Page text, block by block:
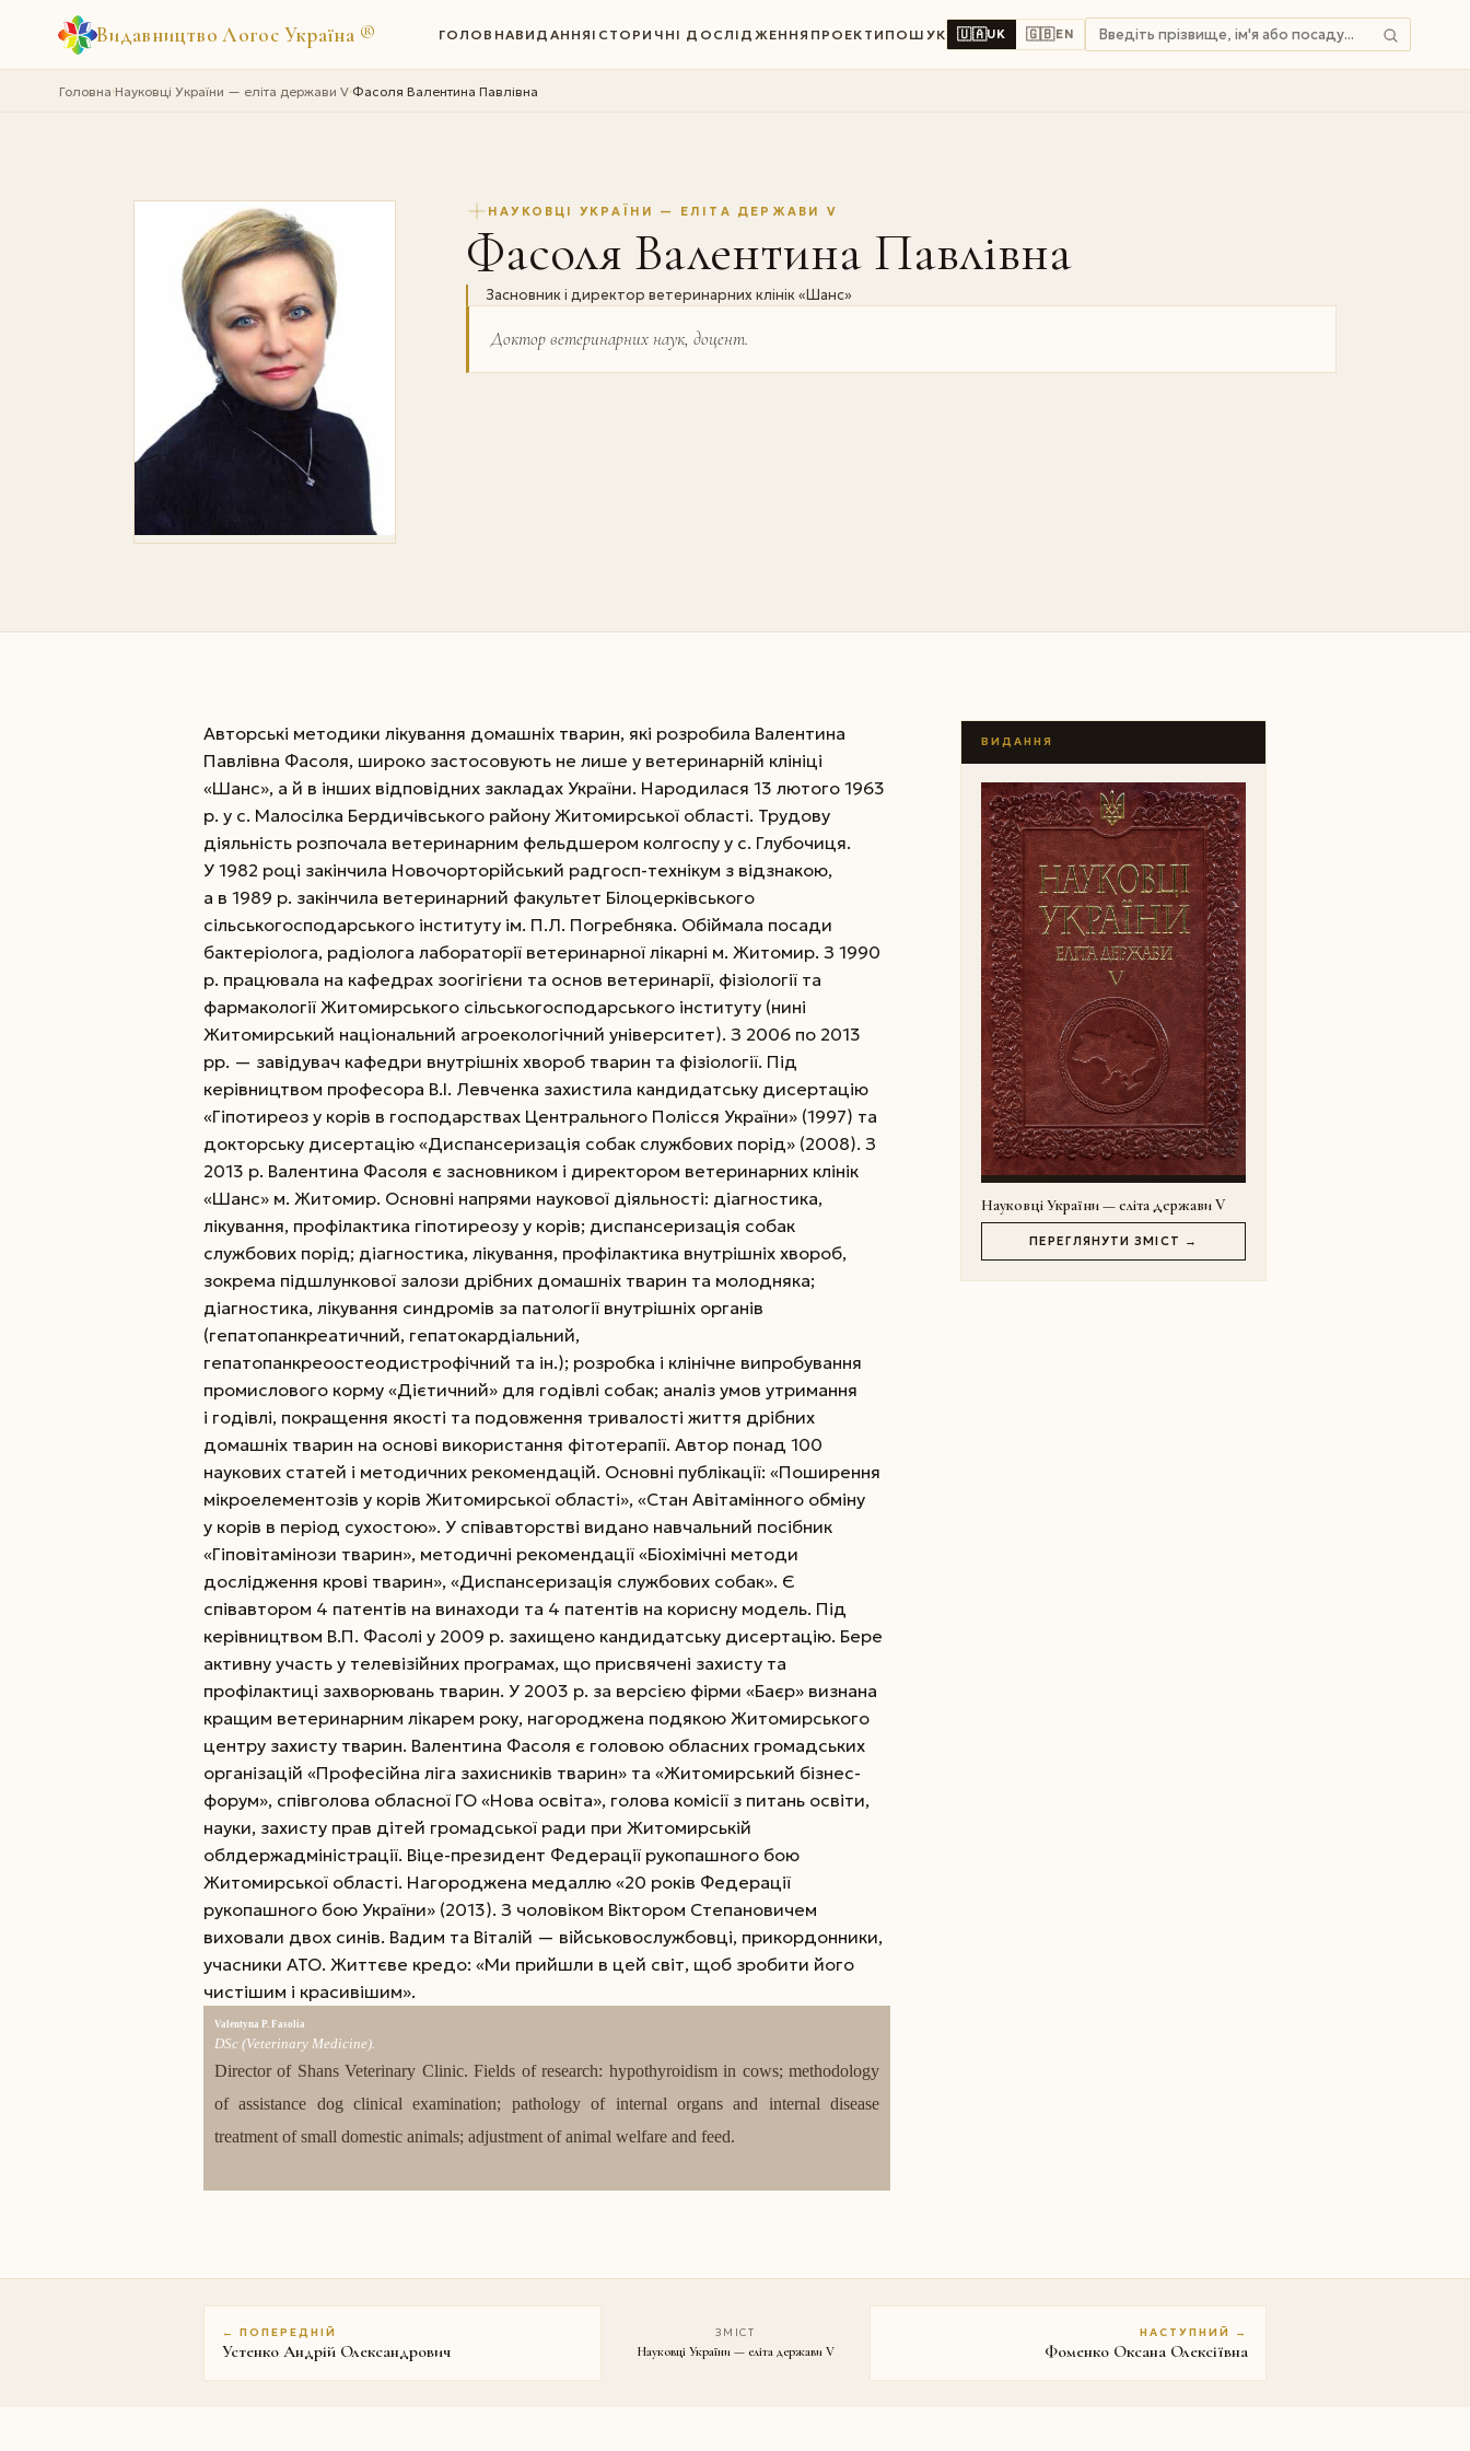
Видавництво Логос Україна ® ГОЛОВНАВИДАННЯ ІСТОРИЧНІ ДОСЛІДЖЕННЯ ПРОЕКТИ ПОШУК 🇺🇦UK 🇬🇧EN
Головна›Науковці України — еліта держави V›Фасоля Валентина Павлівна
НАУКОВЦІ УКРАЇНИ — ЕЛІТА ДЕРЖАВИ V
Фасоля Валентина Павлівна
Засновник і директор ветеринарних клінік «Шанс»
Доктор ветеринарних наук, доцент.
Авторські методики лікування домашніх тварин, які розробила Валентина
Павлівна Фасоля, широко застосовують не лише у ветеринарній клініці
«Шанс», а й в інших відповідних закладах України. Народилася 13 лютого 1963
р. у с. Малосілка Бердичівського району Житомирської області. Трудову
діяльність розпочала ветеринарним фельдшером колгоспу у с. Глубочиця.
У 1982 році закінчила Новочорторійський радгосп-технікум з відзнакою,
а в 1989 р. закінчила ветеринарний факультет Білоцерківського
сільськогосподарського інституту ім. П.Л. Погребняка. Обіймала посади
бактеріолога, радіолога лабораторії ветеринарної лікарні м. Житомир. З 1990
р. працювала на кафедрах зоогігієни та основ ветеринарії, фізіології та
фармакології Житомирського сільськогосподарського інституту (нині
Житомирський національний агроекологічний університет). З 2006 по 2013
рр. — завідувач кафедри внутрішніх хвороб тварин та фізіології. Під
керівництвом професора В.І. Левченка захистила кандидатську дисертацію
«Гіпотиреоз у корів в господарствах Центрального Полісся України» (1997) та
докторську дисертацію «Диспансеризація собак службових порід» (2008). З
2013 р. Валентина Фасоля є засновником і директором ветеринарних клінік
«Шанс» м. Житомир. Основні напрями наукової діяльності: діагностика,
лікування, профілактика гіпотиреозу у корів; диспансеризація собак
службових порід; діагностика, лікування, профілактика внутрішніх хвороб,
зокрема підшлункової залози дрібних домашніх тварин та молодняка;
діагностика, лікування синдромів за патології внутрішніх органів
(гепатопанкреатичний, гепатокардіальний,
гепатопанкреоостеодистрофічний та ін.); розробка і клінічне випробування
промислового корму «Дієтичний» для годівлі собак; аналіз умов утримання
і годівлі, покращення якості та подовження тривалості життя дрібних
домашніх тварин на основі використання фітотерапії. Автор понад 100
наукових статей і методичних рекомендацій. Основні публікації: «Поширення
мікроелементозів у корів Житомирської області», «Стан Авітамінного обміну
у корів в період сухостою». У співавторстві видано навчальний посібник
«Гіповітамінози тварин», методичні рекомендації «Біохімічні методи
дослідження крові тварин», «Диспансеризація службових собак». Є
співавтором 4 патентів на винаходи та 4 патентів на корисну модель. Під
керівництвом В.П. Фасолі у 2009 р. захищено кандидатську дисертацію. Бере
активну участь у телевізійних програмах, що присвячені захисту та
профілактиці захворювань тварин. У 2003 р. за версією фірми «Баєр» визнана
кращим ветеринарним лікарем року, нагороджена подякою Житомирського
центру захисту тварин. Валентина Фасоля є головою обласних громадських
організацій «Професійна ліга захисників тварин» та «Житомирський бізнес-
форум», співголова обласної ГО «Нова освіта», голова комісії з питань освіти,
науки, захисту прав дітей громадської ради при Житомирській
облдержадміністрації. Віце-президент Федерації рукопашного бою
Житомирської області. Нагороджена медаллю «20 років Федерації
рукопашного бою України» (2013). З чоловіком Віктором Степановичем
виховали двох синів. Вадим та Віталій — військовослужбовці, прикордонники,
учасники АТО. Життєве кредо: «Ми прийшли в цей світ, щоб зробити його
чистішим і красивішим».
Valentyna P. Fasolia
DSc (Veterinary Medicine).
Director of Shans Veterinary Clinic. Fields of research: hypothyroidism in cows; metho­dology
of assistance dog clinical examination; pathology of internal organs and internal disease
treatment of small domestic animals; adjustment of animal welfare and feed.
ВИДАННЯ
Науковці України — еліта держави V
ПЕРЕГЛЯНУТИ ЗМІСТ →
← ПОПЕРЕДНІЙ
Устенко Андрій Олександрович
ЗМІСТ
Науковці України — еліта держави V
НАСТУПНИЙ →
Фоменко Оксана Олексіївна